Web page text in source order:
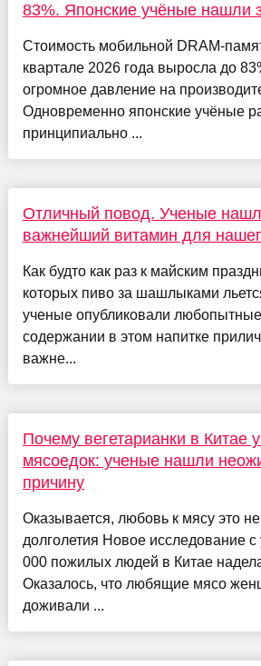
83%. Японские учёные нашли
Стоимость мобильной DRAM-
квартале 2026 года выросла до
огромное давление на
Одновременно японские учёные
принципиально ...
Отличный повод. Ученые
важнейший витамин для
Как будто как раз к майским
которых пиво за шашлыками
ученые опубликовали
содержании в этом напитке
важне...
Почему вегетарианки в Китае
мясоедок: ученые нашли
причину
Оказывается, любовь к мясу это
долголетия Новое исследование
000 пожилых людей в Китае
Оказалось, что любящие мясо
доживали ...